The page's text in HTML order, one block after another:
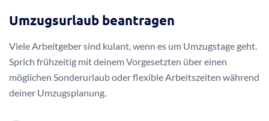
Umzugsurlaub beantragen
Viele Arbeitgeber sind kulant, wenn es um Umzugstage geht.
Sprich frühzeitig mit deinem Vorgesetzten über einen
möglichen Sonderurlaub oder flexible Arbeitszeiten während
deiner Umzugsplanung.